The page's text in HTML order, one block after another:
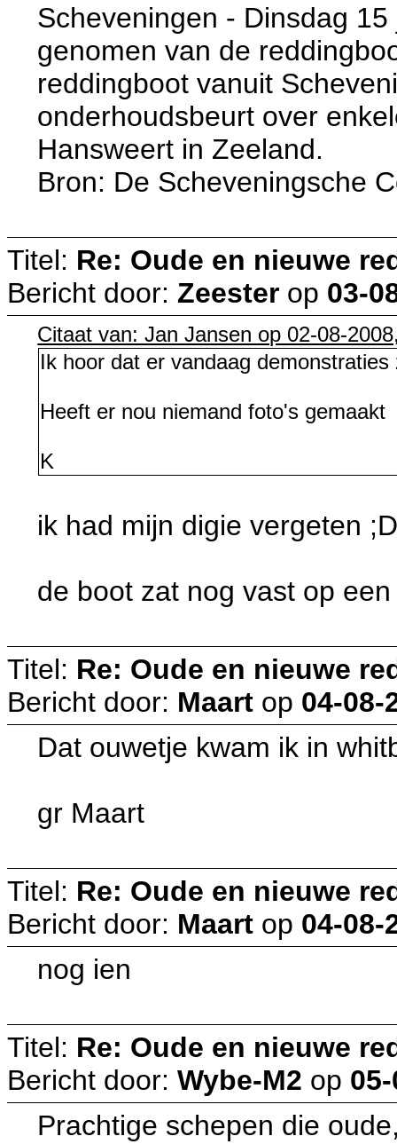
Scheveningen - Dinsdag
genomen van de
reddingboot vanuit
onderhoudsbeurt over
Hansweert in Zeeland.
Bron: De Scheveningsche
Titel: Re: Oude en nieuwe
Bericht door: Zeester op 03-
Citaat van: Jan Jansen op 02-08-
Ik hoor dat er vandaag
Heeft er nou niemand foto's gemaakt
K
ik had mijn digie vergeten
de boot zat nog vast op
Titel: Re: Oude en nieuwe
Bericht door: Maart op 04-08-
Dat ouwetje kwam ik in
gr Maart
Titel: Re: Oude en nieuwe
Bericht door: Maart op 04-08-
nog ien
Titel: Re: Oude en nieuwe
Bericht door: Wybe-M2 op
Prachtige schepen die